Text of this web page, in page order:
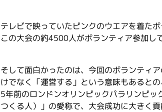
テレビで映っていたピンクのウエアを着た
この大会の約4500人がボランティア参加し
そして面白かったのは、今回のボランティ
けでなく「運営する」という意味もあるとの
5年前のロンドンオリンピックパラリンピ
つくる人）」の愛称で、大会成功に大きく貢